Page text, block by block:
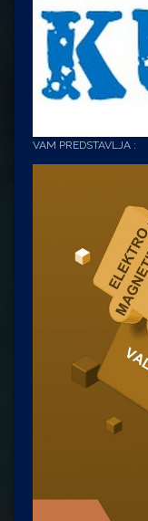
VAM PREDSTAVLJA :